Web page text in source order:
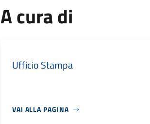
A cura di
Ufficio Stampa
VAI ALLA PAGINA